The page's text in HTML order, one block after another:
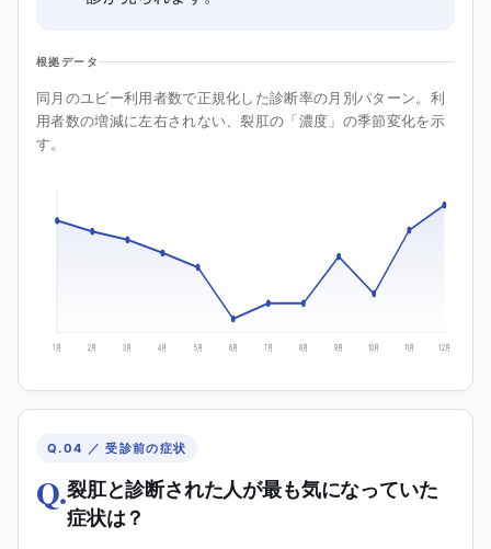
根拠データ
同月のユビー利用者数で正規化した診断率の月別パターン。利
用者数の増減に左右されない、裂肛の「濃度」の季節変化を示
す。
1月 2月 3月 4月 5月 6月 7月 8月 9月 10月 11月 12月
Q.04 ／ 受診前の症状
Q.裂肛と診断された人が最も気になっていた
症状は？